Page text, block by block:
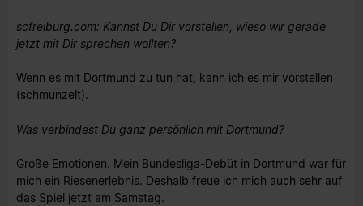
scfreiburg.com: Kannst Du Dir vorstellen, wieso wir gerade
jetzt mit Dir sprechen wollten?
Wenn es mit Dortmund zu tun hat, kann ich es mir vorstellen
(schmunzelt).
Was verbindest Du ganz persönlich mit Dortmund?
Große Emotionen. Mein Bundesliga-Debüt in Dortmund war für
mich ein Riesenerlebnis. Deshalb freue ich mich auch sehr auf
das Spiel jetzt am Samstag.